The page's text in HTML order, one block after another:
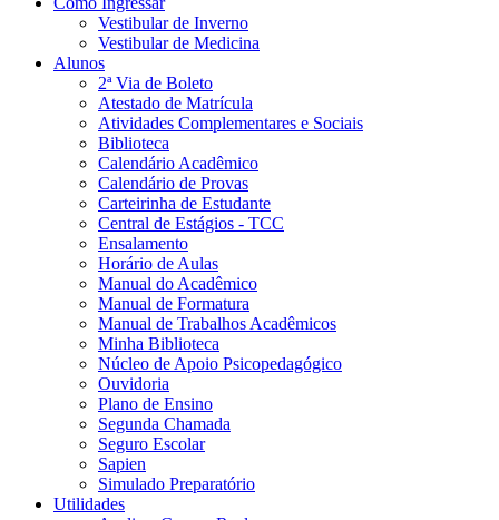
Vestibular de Inverno
Vestibular de Medicina
Alunos
2ª Via de Boleto
Atestado de Matrícula
Atividades Complementares e Sociais
Biblioteca
Calendário Acadêmico
Calendário de Provas
Carteirinha de Estudante
Central de Estágios - TCC
Ensalamento
Horário de Aulas
Manual do Acadêmico
Manual de Formatura
Manual de Trabalhos Acadêmicos
Minha Biblioteca
Núcleo de Apoio Psicopedagógico
Ouvidoria
Plano de Ensino
Segunda Chamada
Seguro Escolar
Sapien
Simulado Preparatório
Utilidades